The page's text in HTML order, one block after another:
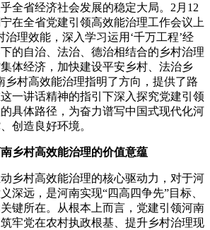
全省经济社会发展的稳定大局。2月12
在全省党建引领高效能治理工作会议上
治理效能，深入学习运用‘千万工程’经
的自治、法治、德治相结合的乡村治理
体经济，加快建设平安乡村、法治乡
乡村高效能治理指明了方向，提供了路
一讲话精神的指引下深入探究党建引领
具体路径，为奋力谱写中国式现代化河
创造良好环境。
乡村高效能治理的价值意蕴
乡村高效能治理的核心驱动力，对于河
深远，是河南实现“四高四争先”目标、
键所在。从根本上而言，党建引领河南
牢党在农村执政根基、提升乡村治理现